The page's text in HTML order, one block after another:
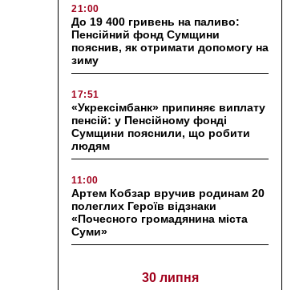
21:00
До 19 400 гривень на паливо:
Пенсійний фонд Сумщини
пояснив, як отримати допомогу на
зиму
17:51
«Укрексімбанк» припиняє виплату
пенсій: у Пенсійному фонді
Сумщини пояснили, що робити
людям
11:00
Артем Кобзар вручив родинам 20
полеглих Героїв відзнаки
«Почесного громадянина міста
Суми»
30 липня